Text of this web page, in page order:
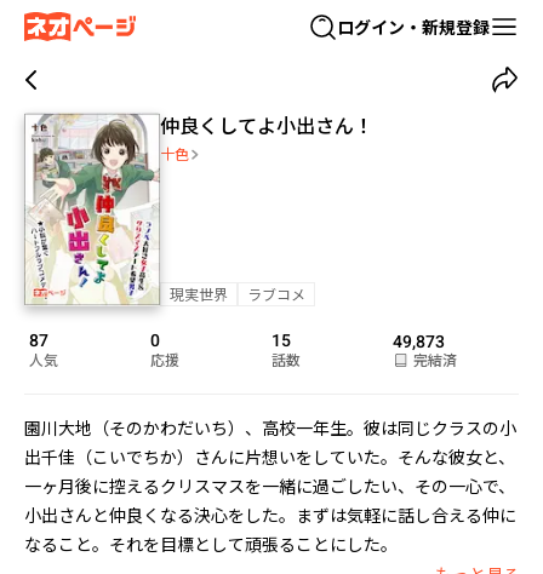
ログイン・新規登録
仲良くしてよ小出さん！
十色
現実世界 ラブコメ
87
人気
0
応援
15
話数
49,873
完結済
園川大地（そのかわだいち）、高校一年生。彼は同じクラスの小
出千佳（こいでちか）さんに片想いをしていた。そんな彼女と、
一ヶ月後に控えるクリスマスを一緒に過ごしたい、その一心で、
小出さんと仲良くなる決心をした。まずは気軽に話し合える仲に
なること。それを目標として頑張ることにした。